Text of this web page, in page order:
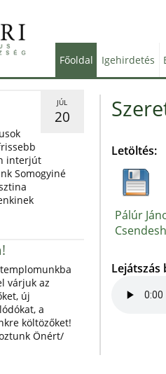
Főoldal Igehirdetés
JÚL
20
interjút
Somogyiné
várjuk az
új
a
költözőket!
Önért/
Letöltés:
Pálúr
Lejátszás